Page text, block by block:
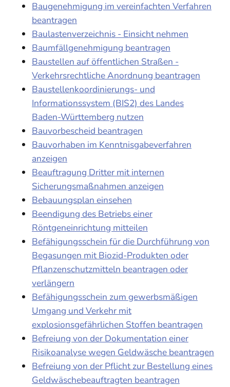
Baugenehmigung im vereinfachten Verfahren
beantragen
Baulastenverzeichnis - Einsicht nehmen
Baumfällgenehmigung beantragen
Baustellen auf öffentlichen Straßen -
Verkehrsrechtliche Anordnung beantragen
Baustellenkoordinierungs- und
Informationssystem (BIS2) des Landes
Baden-Württemberg nutzen
Bauvorbescheid beantragen
Bauvorhaben im Kenntnisgabeverfahren
anzeigen
Beauftragung Dritter mit internen
Sicherungsmaßnahmen anzeigen
Bebauungsplan einsehen
Beendigung des Betriebs einer
Röntgeneinrichtung mitteilen
Befähigungsschein für die Durchführung von
Begasungen mit Biozid-Produkten oder
Pflanzenschutzmitteln beantragen oder
verlängern
Befähigungsschein zum gewerbsmäßigen
Umgang und Verkehr mit
explosionsgefährlichen Stoffen beantragen
Befreiung von der Dokumentation einer
Risikoanalyse wegen Geldwäsche beantragen
Befreiung von der Pflicht zur Bestellung eines
Geldwäschebeauftragten beantragen